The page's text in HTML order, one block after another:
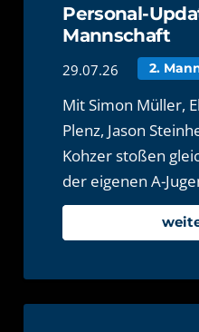
Personal-
Mannschaft
29.07.26 2.
Mit Simon Müller,
Plenz, Jason
Kohzer stoßen
der eigenen A-